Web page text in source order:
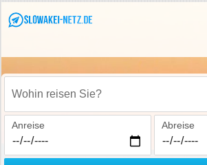
Wohin reisen Sie?
Anreise Abreise